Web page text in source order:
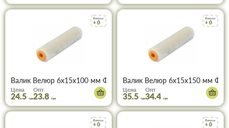
Бонусы
+ 0
Валик Велюр 6х15х100 мм Фаворит 02-021
Цена
24.5 грн
Опт
23.8 грн
Бонусы
+ 0
Валик Велюр 6х15х150 мм
Цена
35.5 грн
Опт
34.4 грн
Бонусы
+ 0
Бонусы
+ 0